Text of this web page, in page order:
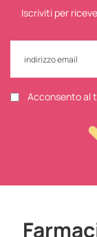
Iscriviti per
Acconsento al